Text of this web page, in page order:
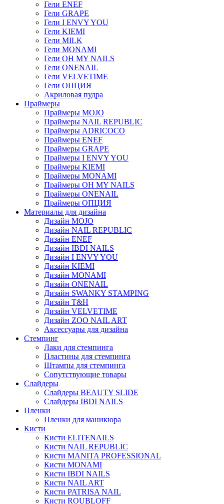
Гели ENEF
Гели GRAPE
Гели I ENVY YOU
Гели KIEMI
Гели MILK
Гели MONAMI
Гели OH MY NAILS
Гели ONENAIL
Гели VELVETIME
Гели ОПЦИЯ
Акриловая пудра
Праймеры
Праймеры MOJO
Праймеры NAIL REPUBLIC
Праймеры ADRICOCO
Праймеры ENEF
Праймеры GRAPE
Праймеры I ENVY YOU
Праймеры KIEMI
Праймеры MONAMI
Праймеры OH MY NAILS
Праймеры ONENAIL
Праймеры ОПЦИЯ
Материалы для дизайна
Дизайн MOJO
Дизайн NAIL REPUBLIC
Дизайн ENEF
Дизайн IBDI NAILS
Дизайн I ENVY YOU
Дизайн KIEMI
Дизайн MONAMI
Дизайн ONENAIL
Дизайн SWANKY STAMPING
Дизайн T&H
Дизайн VELVETIME
Дизайн ZOO NAIL ART
Аксессуары для дизайна
Стемпинг
Лаки для стемпинга
Пластины для стемпинга
Штампы для стемпинга
Сопутствующие товары
Слайдеры
Слайдеры BEAUTY SLIDE
Слайдеры IBDI NAILS
Пленки
Пленки для маникюра
Кисти
Кисти ELITENAILS
Кисти NAIL REPUBLIC
Кисти MANITA PROFESSIONAL
Кисти MONAMI
Кисти IBDI NAILS
Кисти NAIL ART
Кисти PATRISA NAIL
Кисти ROUBLOFF